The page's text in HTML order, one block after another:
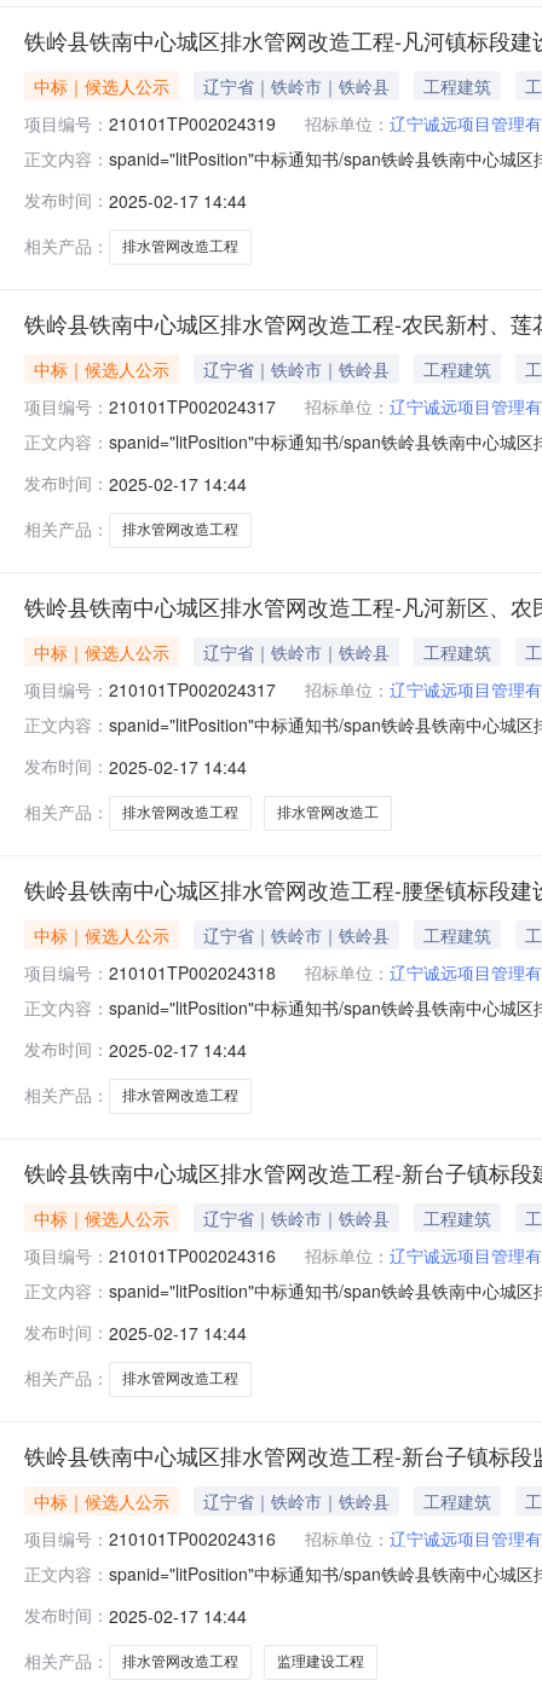
铁岭县铁南中心城区排水管网改造工程-凡河镇标段
中标｜候选人公示 辽宁省｜铁岭市｜铁岭县 工程建筑
项目编号： 210101TP002024319 招标单位： 辽宁诚远项目管理
正文内容： spanid="litPosition"中标通知书/span铁岭县铁南中心城
式公开招标公示开始时间2025年02月17日公示结束时间
发布时间： 2025-02-17 14:44
相关产品：
排水管网改造工程
铁岭县铁南中心城区排水管网改造工程-农民新村、
中标｜候选人公示 辽宁省｜铁岭市｜铁岭县 工程建筑
项目编号： 210101TP002024317 招标单位： 辽宁诚远项目管理
正文内容： spanid="litPosition"中标通知书/span铁岭县铁南中心城
工程类别施工招标方式公开招标公示开始时间2025年02
发布时间： 2025-02-17 14:44
相关产品：
排水管网改造工程
铁岭县铁南中心城区排水管网改造工程-凡河新区、
中标｜候选人公示 辽宁省｜铁岭市｜铁岭县 工程建筑
项目编号： 210101TP002024317 招标单位： 辽宁诚远项目管理
正文内容： spanid="litPosition"中标通知书/span铁岭县铁南中心城
单位辽宁诚远项目管理有限公司工程类别监理招标方式
发布时间： 2025-02-17 14:44
相关产品：
排水管网改造工程 排水管网改造工
铁岭县铁南中心城区排水管网改造工程-腰堡镇标段
中标｜候选人公示 辽宁省｜铁岭市｜铁岭县 工程建筑
项目编号： 210101TP002024318 招标单位： 辽宁诚远项目管理
正文内容： spanid="litPosition"中标通知书/span铁岭县铁南中心城
式公开招标公示开始时间2025年02月17日公示结束时间
发布时间： 2025-02-17 14:44
相关产品：
排水管网改造工程
铁岭县铁南中心城区排水管网改造工程-新台子镇标
中标｜候选人公示 辽宁省｜铁岭市｜铁岭县 工程建筑
项目编号： 210101TP002024316 招标单位： 辽宁诚远项目管理
正文内容： spanid="litPosition"中标通知书/span铁岭县铁南中心城
标方式公开招标公示开始时间2025年02月17日公示结束
发布时间： 2025-02-17 14:44
相关产品：
排水管网改造工程
铁岭县铁南中心城区排水管网改造工程-新台子镇标
中标｜候选人公示 辽宁省｜铁岭市｜铁岭县 工程建筑
项目编号： 210101TP002024316 招标单位： 辽宁诚远项目管理
正文内容： spanid="litPosition"中标通知书/span铁岭县铁南中心城
理招标方式公开招标公示开始时间2025年02月17日公示
发布时间： 2025-02-17 14:44
相关产品：
排水管网改造工程 监理建设工程